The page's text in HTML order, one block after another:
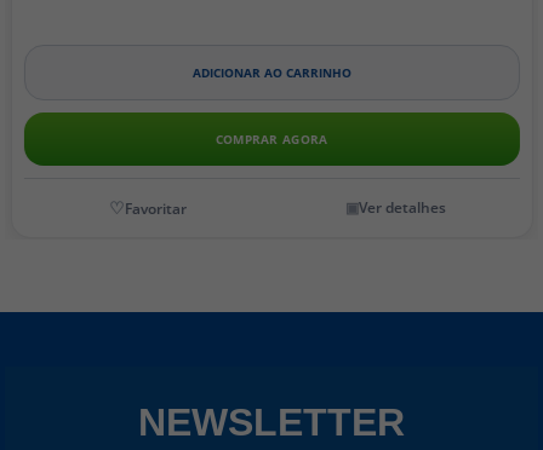
ADICIONAR AO CARRINHO
COMPRAR AGORA
Ver detalhes
NEWSLETTER